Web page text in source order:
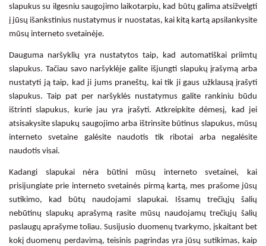
slapukus su ilgesniu saugojimo laikotarpiu, kad būtų galima atsižvelgti
į jūsų išankstinius nustatymus ir nuostatas, kai kitą kartą apsilankysite
mūsų interneto svetainėje.
Dauguma naršyklių yra nustatytos taip, kad automatiškai priimtų
slapukus. Tačiau savo naršyklėje galite išjungti slapukų įrašymą arba
nustatyti ją taip, kad ji jums praneštų, kai tik ji gaus užklausą įrašyti
slapukus. Taip pat per naršyklės nustatymus galite rankiniu būdu
ištrinti slapukus, kurie jau yra įrašyti. Atkreipkite dėmesį, kad jei
atsisakysite slapukų saugojimo arba ištrinsite būtinus slapukus, mūsų
interneto svetaine galėsite naudotis tik ribotai arba negalėsite
naudotis visai.
Kadangi slapukai nėra būtini mūsų interneto svetainei, kai
prisijungiate prie interneto svetainės pirmą kartą, mes prašome jūsų
sutikimo, kad būtų naudojami slapukai. Išsamų trečiųjų šalių
nebūtinų slapukų aprašymą rasite mūsų naudojamų trečiųjų šalių
paslaugų aprašyme toliau. Susijusio duomenų tvarkymo, įskaitant bet
kokį duomenų perdavimą, teisinis pagrindas yra jūsų sutikimas, kaip